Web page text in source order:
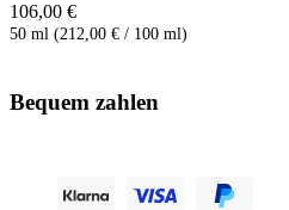
106,00 €
50 ml (212,00 € / 100 ml)
Bequem zahlen